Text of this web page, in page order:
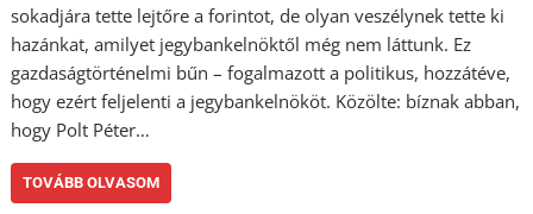
sokadjára tette lejtőre a forintot, de olyan veszélynek tette ki
hazánkat, amilyet jegybankelnöktől még nem láttunk. Ez
gazdaságtörténelmi bűn – fogalmazott a politikus, hozzátéve,
hogy ezért feljelenti a jegybankelnököt. Közölte: bíznak abban,
hogy Polt Péter…
TOVÁBB OLVASOM